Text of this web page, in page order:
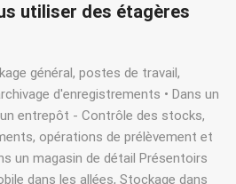
utiliser des étagères
général, postes de travail,
d'enregistrements • Dans un
entrepôt - Contrôle des stocks,
opérations de prélèvement et
un magasin de détail Présentoirs
dans les allées, Stockage dans